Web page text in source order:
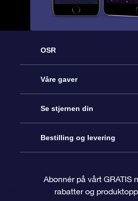
OSR
Kundeservice
Kontakt oss
Bloggen
Anmeldelser
Våre gaver
Online Stjernegave
OSR Gavepakke
OSR-gavekortet
Se stjernen din
Star Register
Pesontilpasset stjerneside
Bestilling og levering
Betalingsinformasjon
Abonnér på vårt GRATIS
rabatter og